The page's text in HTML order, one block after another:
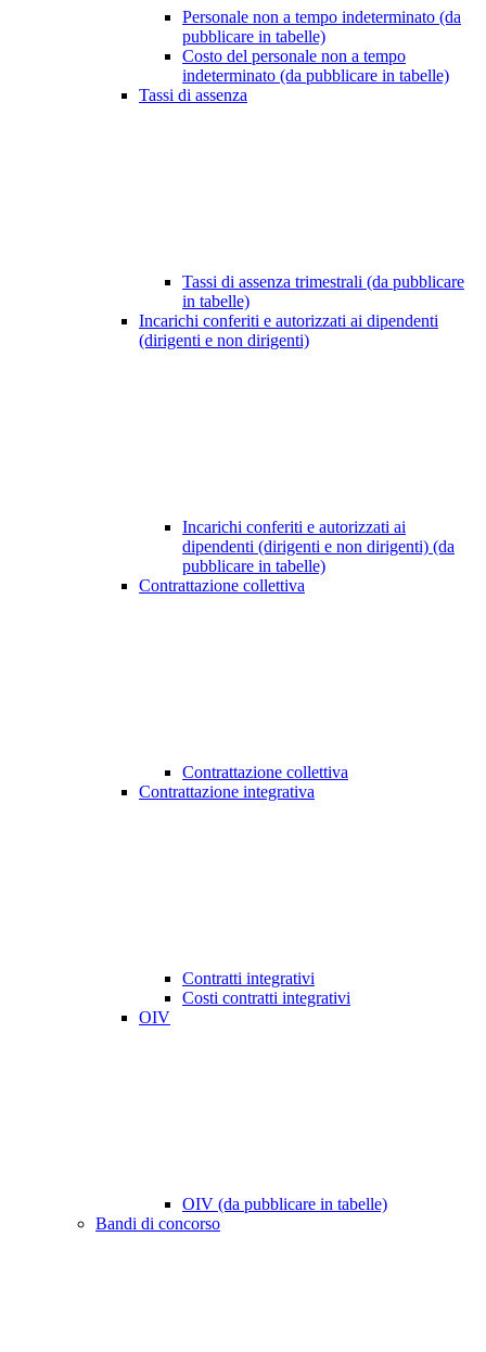
Personale non a tempo indeterminato (da
pubblicare in tabelle)
Costo del personale non a tempo
indeterminato (da pubblicare in tabelle)
Tassi di assenza
Tassi di assenza trimestrali (da pubblicare
in tabelle)
Incarichi conferiti e autorizzati ai dipendenti
(dirigenti e non dirigenti)
Incarichi conferiti e autorizzati ai
dipendenti (dirigenti e non dirigenti) (da
pubblicare in tabelle)
Contrattazione collettiva
Contrattazione collettiva
Contrattazione integrativa
Contratti integrativi
Costi contratti integrativi
OIV
OIV (da pubblicare in tabelle)
Bandi di concorso